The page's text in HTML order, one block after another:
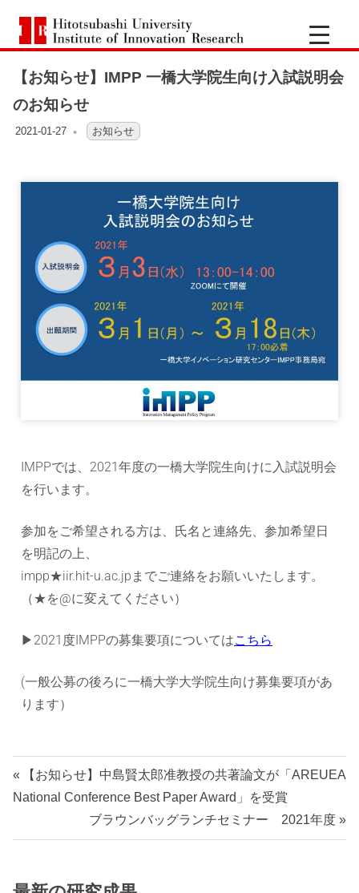
橋
イ
ノ
ー
シ
ョ
セ
ー
Hitotsubashi
Institute
of
Research
【お知らせ】IMPP 一橋大学院生向け入試説明会
のお知らせ
2021-01-27 OFO3_TESTIIR
お知らせ
IMPPでは、2021年度の一橋大学院生向けに入試説明会
を行います。
参加をご希望される方は、氏名と連絡先、参加希望日
を明記の上、
impp★iir.hit-u.ac.jpまでご連絡をお願いいたします。
（★を@に変えてください）
▶︎2021度IMPPの募集要項についてはこちら
(一般公募の後ろに一橋大学大学院生向け募集要項があ
ります）
【お知らせ】中島賢太郎准教授の共著論文が「AREUEA
National Conference Best Paper Award」を受賞
ブラウンバッグランチセミナー 2021年度